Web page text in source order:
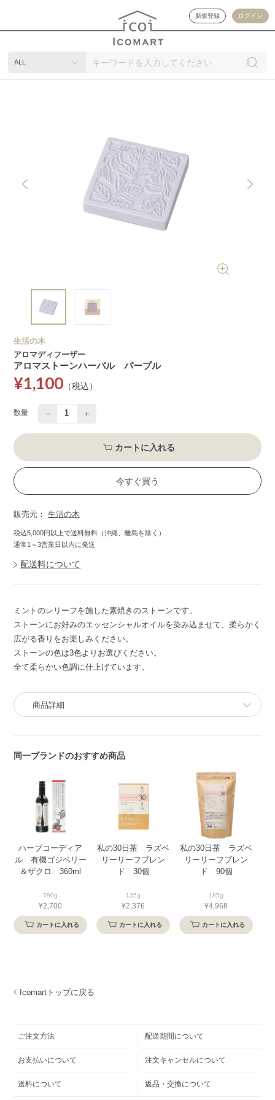
新規登録 ログイン
ALL
生活の木
アロマディフーザー
アロマストーンハーバル パープル
¥1,100 （税込）
数量 － ＋
カートに入れる
今すぐ買う
販売元：生活の木
税込5,000円以上で送料無料（沖縄、離島を除く）
通常1～3営業日以内に発送
配送料について
ミントのレリーフを施した素焼きのストーンです。
ストーンにお好みのエッセンシャルオイルを染み込ませて、柔らかく
広がる香りをお楽しみください。
ストーンの色は3色よりお選びください。
全て柔らかい色調に仕上げています。
商品詳細
同一ブランドのおすすめ商品
ハーブコーディア
ル 有機ゴジベリー
＆ザクロ 360ml
790g
¥2,700
カートに入れる
私の30日茶 ラズベ
リーリーフブレン
ド 30個
135g
¥2,376
カートに入れる
私の30日茶 ラズベ
リーリーフブレン
ド 90個
185g
¥4,968
カートに入れる
Icomartトップに戻る
ご注文方法 配送期間について
お支払いについて 注文キャンセルについて
送料について 返品・交換について